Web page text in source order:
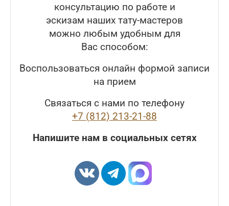
консультацию по работе и
эскизам наших тату-мастеров
можно любым удобным для
Вас способом:
Воспользоваться онлайн формой записи
на прием
Связаться с нами по телефону
+7 (812) 213-21-88
Напишите нам в социальных сетях